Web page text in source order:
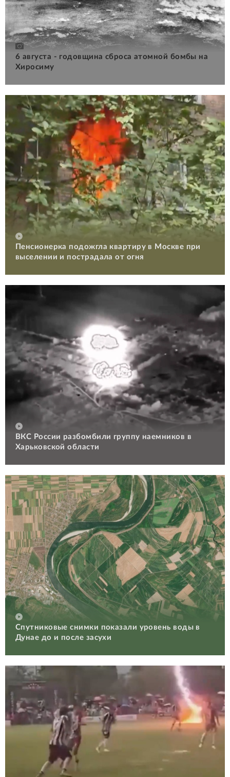
6 августа - годовщина сброса атомной бомбы на
Хиросиму
Пенсионерка подожгла квартиру в Москве при
выселении и пострадала от огня
ВКС России разбомбили группу наемников в
Харьковской области
Спутниковые снимки показали уровень воды в
Дунае до и после засухи